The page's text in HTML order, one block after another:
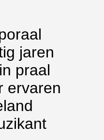
jaren
praal
ervaren